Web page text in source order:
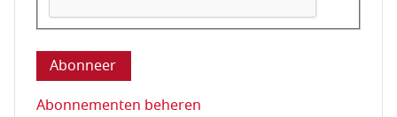
Deze vraag is om te controleren dat u een mens
Abonnementen beheren